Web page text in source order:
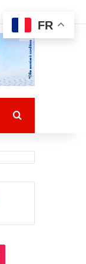
Rechercher
FR